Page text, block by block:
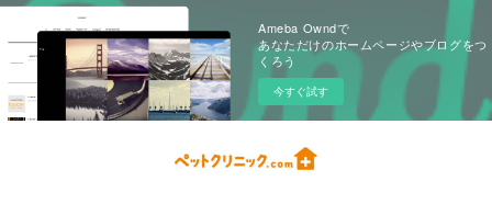
Ameba Owndで
あなただけのホームページやブログをつ
くろう
今すぐ試す